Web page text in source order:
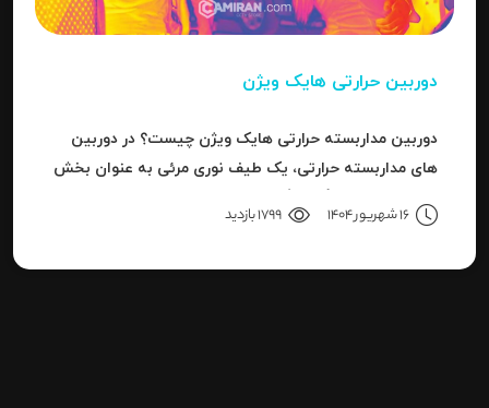
دوربین حرارتی هایک ویژن
دوربین مداربسته حرارتی هایک ویژن چیست؟ در دوربین
های مداربسته حرارتی، یک طیف نوری مرئی به عنوان بخش
سری دوربین هاست.
16 شهریور 1404 1799 بازدید